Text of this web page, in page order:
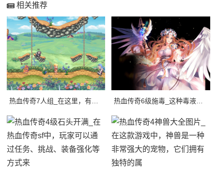
相关推荐